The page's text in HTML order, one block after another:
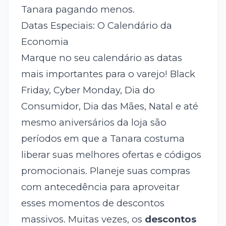
Tanara pagando menos.
Datas Especiais: O Calendário da
Economia
Marque no seu calendário as datas
mais importantes para o varejo! Black
Friday, Cyber Monday, Dia do
Consumidor, Dia das Mães, Natal e até
mesmo aniversários da loja são
períodos em que a Tanara costuma
liberar suas melhores ofertas e códigos
promocionais. Planeje suas compras
com antecedência para aproveitar
esses momentos de descontos
massivos. Muitas vezes, os descontos